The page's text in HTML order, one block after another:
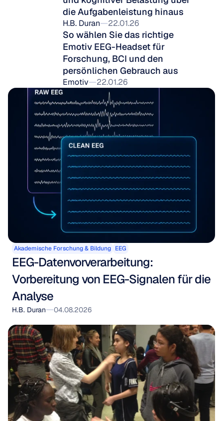
die Aufgabenleistung hinaus
H.B. Duran 22.01.26
So wählen Sie das richtige
Emotiv EEG-Headset für
Forschung, BCI und den
persönlichen Gebrauch aus
Emotiv 22.01.26
Akademische Forschung & Bildung EEG
EEG-Datenvorverarbeitung:
Vorbereitung von EEG-Signalen für die
Analyse
H.B. Duran 04.08.2026